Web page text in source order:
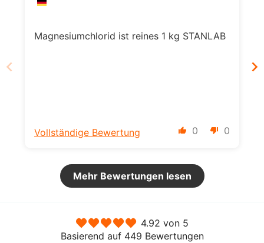
Magnesiumchlorid ist reines 1 kg STANLAB
0 0
Vollständige Bewertung
Mehr Bewertungen lesen
4.92 von 5
Basierend auf 449 Bewertungen